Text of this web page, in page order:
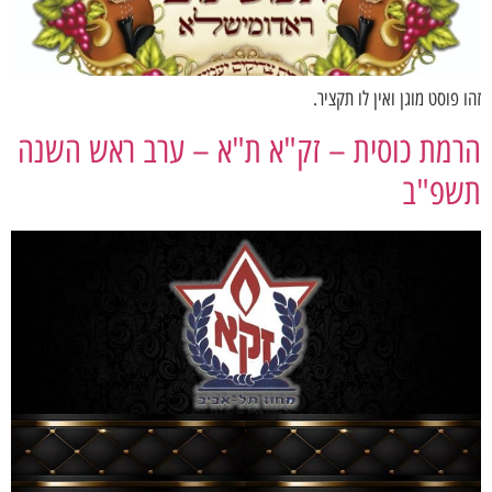
זהו פוסט מוגן ואין לו תקציר.
הרמת כוסית – זק"א ת"א – ערב ראש השנה
תשפ"ב